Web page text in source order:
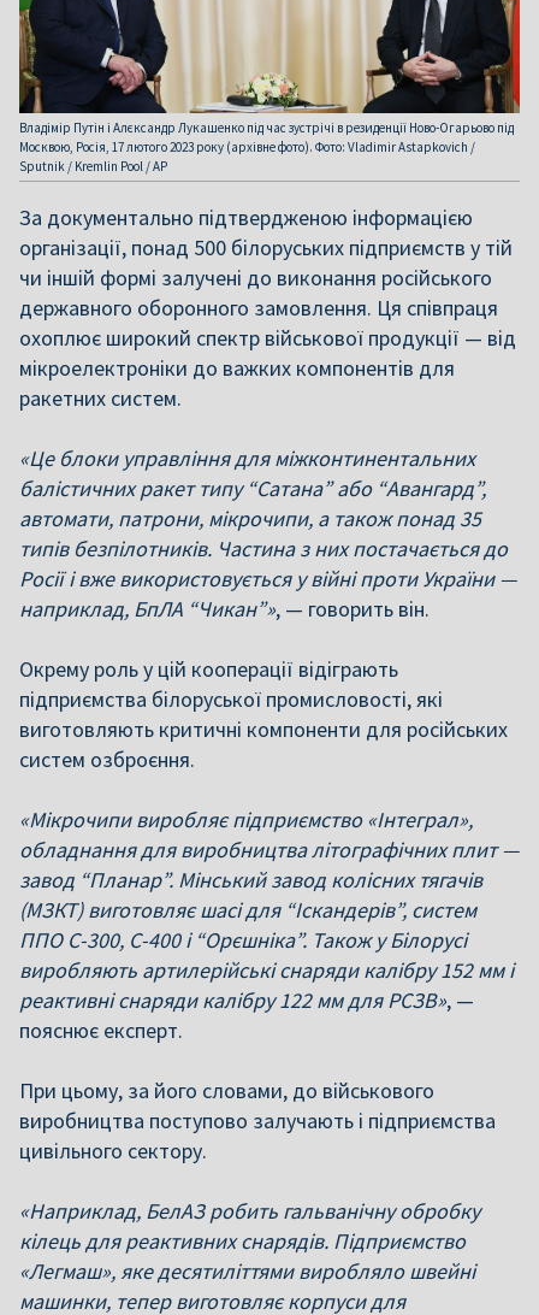
Владімір Путін і Алєксандр Лукашенко під час зустрічі в резиденції Ново-Огарьово під
Москвою, Росія, 17 лютого 2023 року (архівне фото). Фото: Vladimir Astapkovich /
Sputnik / Kremlin Pool / AP
За документально підтвердженою інформацією
організації, понад 500 білоруських підприємств у тій
чи іншій формі залучені до виконання російського
державного оборонного замовлення. Ця співпраця
охоплює широкий спектр військової продукції — від
мікроелектроніки до важких компонентів для
ракетних систем.
«Це блоки управління для міжконтинентальних
балістичних ракет типу “Сатана” або “Авангард”,
автомати, патрони, мікрочипи, а також понад 35
типів безпілотників. Частина з них постачається до
Росії і вже використовується у війні проти України —
наприклад, БпЛА “Чикан”», — говорить він.
Окрему роль у цій кооперації відіграють
підприємства білоруської промисловості, які
виготовляють критичні компоненти для російських
систем озброєння.
«Мікрочипи виробляє підприємство «Інтеграл»,
обладнання для виробництва літографічних плит —
завод “Планар”. Мінський завод колісних тягачів
(МЗКТ) виготовляє шасі для “Іскандерів”, систем
ППО С-300, С-400 і “Орєшніка”. Також у Білорусі
виробляють артилерійські снаряди калібру 152 мм і
реактивні снаряди калібру 122 мм для РСЗВ», —
пояснює експерт.
При цьому, за його словами, до військового
виробництва поступово залучають і підприємства
цивільного сектору.
«Наприклад, БелАЗ робить гальванічну обробку
кілець для реактивних снарядів. Підприємство
«Легмаш», яке десятиліттями виробляло швейні
машинки, тепер виготовляє корпуси для